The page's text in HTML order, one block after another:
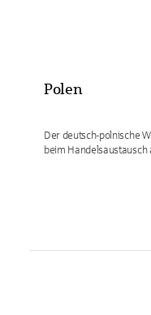
Polen
Der deutsch-polnische
beim Handelsaustausch